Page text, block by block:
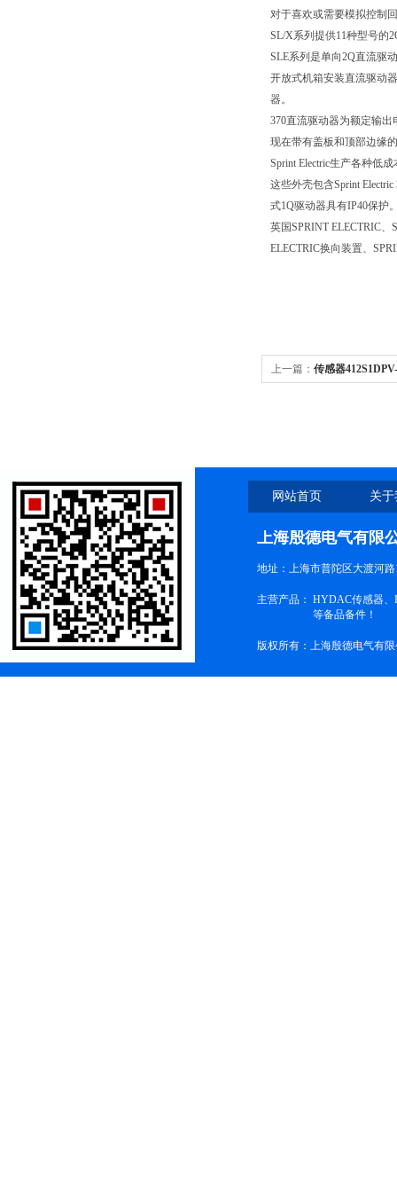
对于喜欢或需要模拟控制
SL/X系列提供11种型号的
SLE系列是单向2Q直流驱
开放式机箱安装直流驱动
器。
370直流驱动器为额定输出
现在带有盖板和顶部边缘
Sprint Electric生产各种低成
这些外壳包含Sprint Electric
式1Q驱动器具有IP40保护
英国SPRINT ELECTRIC、
ELECTRIC换向装置、
上一篇： 传感器
网站首页 关
上海殷德电气有限
地址：上海市普陀区大渡河路
主营产品： HYDAC传感器、
等备品备件！
版权所有：上海殷德电气有